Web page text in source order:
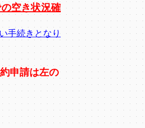
空き状況確
手続きとなり
申請は左の